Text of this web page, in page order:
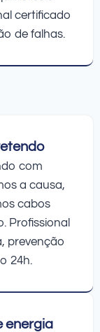
certificado
de falhas.
com
a causa,
cabos
Profissional
prevenção
24h.
energia